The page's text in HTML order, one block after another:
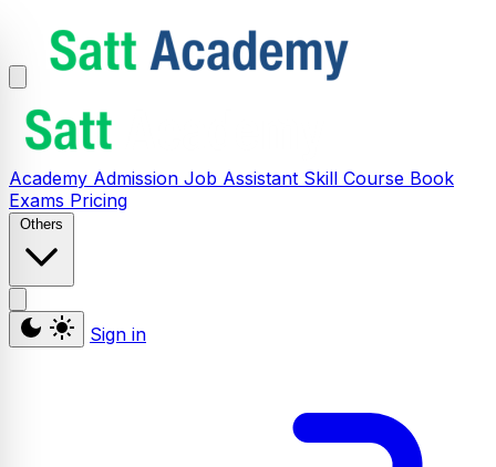
Academy Admission Job Assistant Skill Course Book
Exams Pricing
Others
Sign in